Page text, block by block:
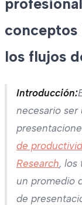
conceptos
los flujos
Introducción:
necesario ser
de
Research, los
un promedio
de